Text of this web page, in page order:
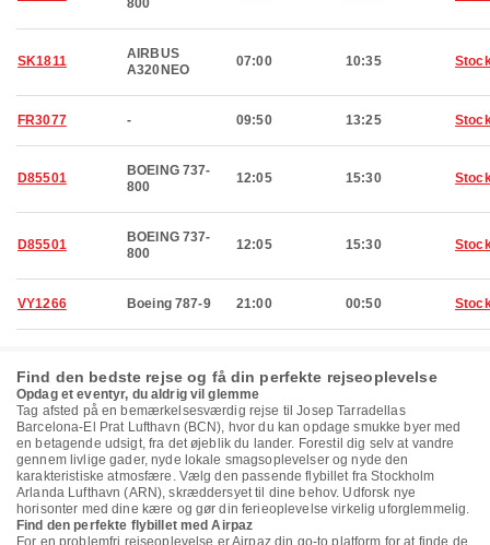
800
SK1811
AIRBUS
A320NEO
07:00 10:35
FR3077 - 09:50 13:25
D85501
BOEING 737-
800
12:05 15:30
D85501
BOEING 737-
800
12:05 15:30
VY1266 Boeing 787-9 21:00 00:50
Find den bedste rejse og få din perfekte rejseoplevelse
Opdag et eventyr, du aldrig vil glemme
Tag afsted på en bemærkelsesværdig rejse til Josep Tarradellas
Barcelona-El Prat Lufthavn (BCN), hvor du kan opdage smukke byer med
en betagende udsigt, fra det øjeblik du lander. Forestil dig selv at vandre
gennem livlige gader, nyde lokale smagsoplevelser og nyde den
karakteristiske atmosfære. Vælg den passende flybillet fra Stockholm
Arlanda Lufthavn (ARN), skræddersyet til dine behov. Udforsk nye
horisonter med dine kære og gør din ferieoplevelse virkelig uforglemmelig.
Find den perfekte flybillet med Airpaz
For en problemfri rejseoplevelse er Airpaz din go-to platform for at finde de